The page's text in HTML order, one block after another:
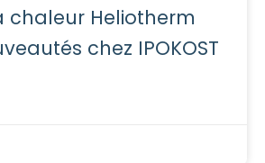
chaleur Heliotherm
chez IPOKOST